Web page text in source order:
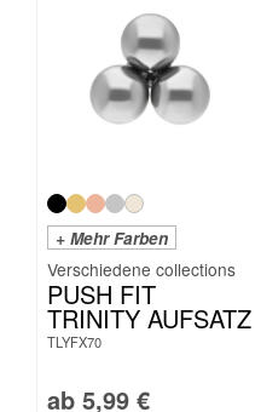
+ Mehr Farben
PUSH FIT
TRINITY AUFSATZ
TLYFX70
ab 5,99 €